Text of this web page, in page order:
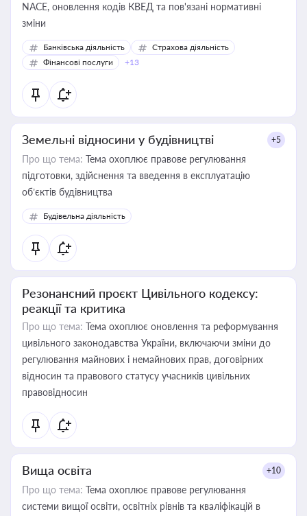
NACE, оновлення кодів КВЕД та пов'язані нормативні
зміни
Банківська діяльність
Страхова діяльність
Фінансові послуги
+13
Земельні відносини у будівництві +5
Про що тема: Тема охоплює правове регулювання
підготовки, здійснення та введення в експлуатацію
об’єктів будівництва
Будівельна діяльність
Резонансний проєкт Цивільного кодексу:
реакції та критика
Про що тема: Тема охоплює оновлення та реформування
цивільного законодавства України, включаючи зміни до
регулювання майнових і немайнових прав, договірних
відносин та правового статусу учасників цивільних
правовідносин
Вища освіта +10
Про що тема: Тема охоплює правове регулювання
системи вищої освіти, освітніх рівнів та кваліфікацій в